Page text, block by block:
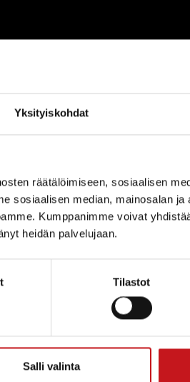
Yksityiskohdat
räätälöimiseen, sosiaalisen
sosiaalisen median, mainosalan ja
Kumppanimme voivat
heidän palvelujaan.
Tilastot
Salli valinta